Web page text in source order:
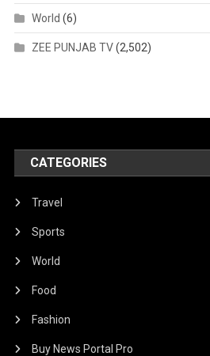
World (6)
ZEE PUNJAB TV(2,502)
CATEGORIES
Travel
Sports
World
Food
Fashion
Buy News Portal Pro